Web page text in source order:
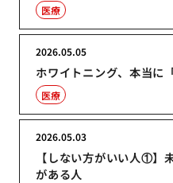
医療
ホワイトニング、本当に
2026.05.05
医療
【しない方がいい人①】
がある人
2026.05.03